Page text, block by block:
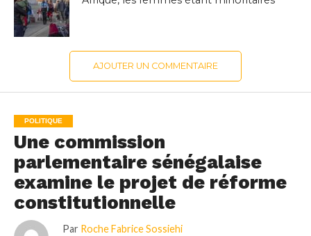
AJOUTER UN COMMENTAIRE
POLITIQUE
Une commission
parlementaire sénégalaise
examine le projet de réforme
constitutionnelle
Par Roche Fabrice Sossiehi